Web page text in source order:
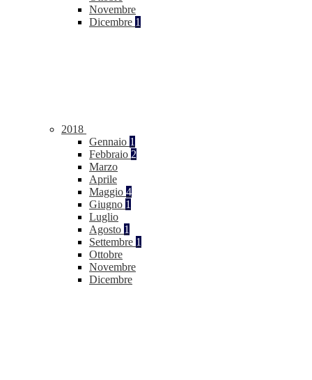
Novembre
Dicembre 1
2018
Gennaio 1
Febbraio 2
Marzo
Aprile
Maggio 4
Giugno 1
Luglio
Agosto 1
Settembre 1
Ottobre
Novembre
Dicembre